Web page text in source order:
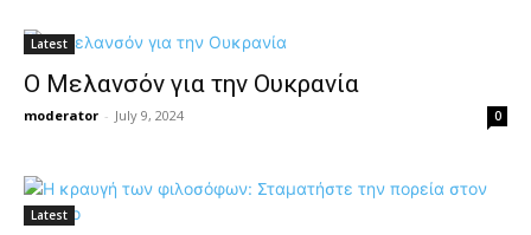
Latest
Ο Μελανσόν για την Ουκρανία
moderator - July 9, 2024 0
Latest